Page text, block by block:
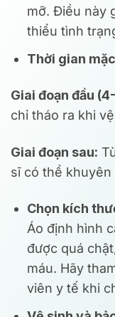
mỡ. Điều này
thiểu tình
Thời gian
Giai đoạn đầu
chỉ tháo ra khi
Giai đoạn sau:
sĩ có thể khuyên
Chọn kích
Áo định hình
được quá
máu. Hãy
viên y tế khi